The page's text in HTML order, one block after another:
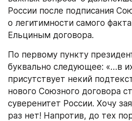
России после подписания
о легитимности самого
Ельциным договора.
По первому пункту
буквально следующее: «…в
присутствует некий
нового Союзного договора
суверенитет России. Хочу
раз нет! Напротив, до тех